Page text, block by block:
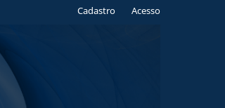
Cadastro Acesso